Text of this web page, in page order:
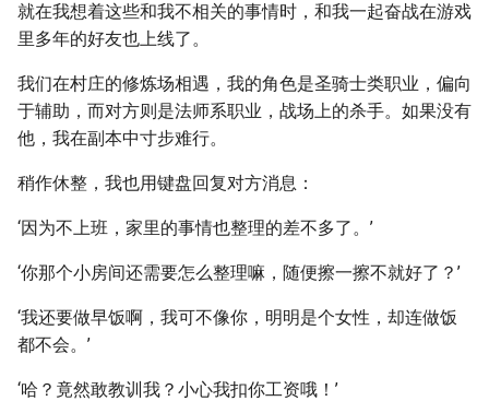
就在我想着这些和我不相关的事情时，和我一起奋战在游戏
里多年的好友也上线了。
我们在村庄的修炼场相遇，我的角色是圣骑士类职业，偏向
于辅助，而对方则是法师系职业，战场上的杀手。如果没有
他，我在副本中寸步难行。
稍作休整，我也用键盘回复对方消息：
‘因为不上班，家里的事情也整理的差不多了。’
‘你那个小房间还需要怎么整理嘛，随便擦一擦不就好了？’
‘我还要做早饭啊，我可不像你，明明是个女性，却连做饭
都不会。’
‘哈？竟然敢教训我？小心我扣你工资哦！’